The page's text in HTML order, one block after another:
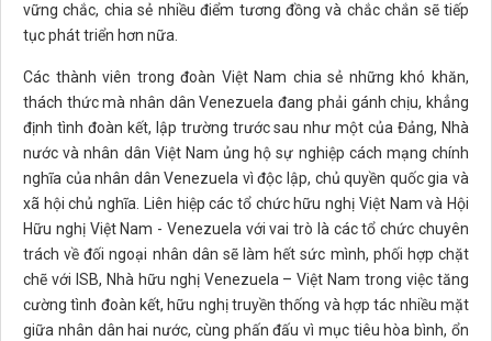
vững chắc, chia sẻ nhiều điểm tương đồng và chắc chắn sẽ tiếp
tục phát triển hơn nữa.
Các thành viên trong đoàn Việt Nam chia sẻ những khó khăn,
thách thức mà nhân dân Venezuela đang phải gánh chịu, khẳng
định tình đoàn kết, lập trường trước sau như một của Đảng, Nhà
nước và nhân dân Việt Nam ủng hộ sự nghiệp cách mạng chính
nghĩa của nhân dân Venezuela vì độc lập, chủ quyền quốc gia và
xã hội chủ nghĩa. Liên hiệp các tổ chức hữu nghị Việt Nam và Hội
Hữu nghị Việt Nam - Venezuela với vai trò là các tổ chức chuyên
trách về đối ngoại nhân dân sẽ làm hết sức mình, phối hợp chặt
chẽ với ISB, Nhà hữu nghị Venezuela – Việt Nam trong việc tăng
cường tình đoàn kết, hữu nghị truyền thống và hợp tác nhiều mặt
giữa nhân dân hai nước, cùng phấn đấu vì mục tiêu hòa bình, ổn